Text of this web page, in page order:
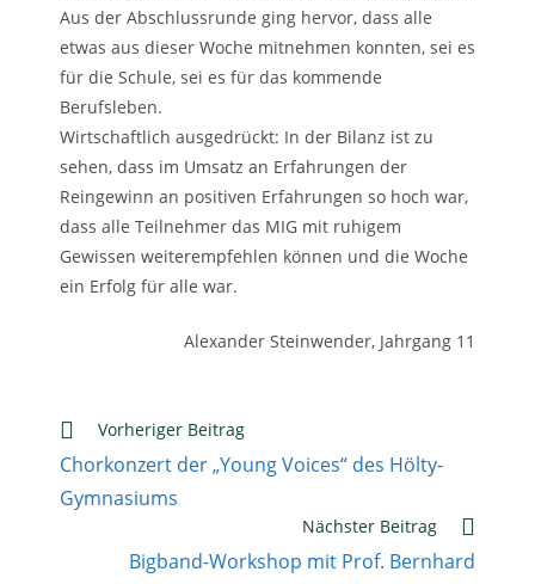
Aus der Abschlussrunde ging hervor, dass alle
etwas aus dieser Woche mitnehmen konnten, sei es
für die Schule, sei es für das kommende
Berufsleben.
Wirtschaftlich ausgedrückt: In der Bilanz ist zu
sehen, dass im Umsatz an Erfahrungen der
Reingewinn an positiven Erfahrungen so hoch war,
dass alle Teilnehmer das MIG mit ruhigem
Gewissen weiterempfehlen können und die Woche
ein Erfolg für alle war.
Alexander Steinwender, Jahrgang 11
Weitere
ansehen
Vorheriger Beitrag
Chorkonzert der „Young Voices“ des Hölty-
Gymnasiums
Nächster Beitrag
Bigband-Workshop mit Prof. Bernhard